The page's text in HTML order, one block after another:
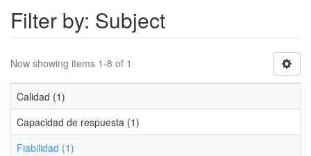
Filter by: Subject
Now showing items 1-8 of 1
Calidad (1)
Capacidad de respuesta (1)
Fiabilidad (1)